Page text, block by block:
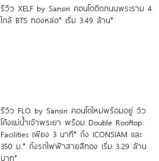
รีวิว XELF by Sansiri คอนโดติดถนนพระราม 4
ใกล้ BTS ทองหล่อ* เริ่ม 3.49 ล้าน*
รีวิว FLO by Sansiri คอนโดใหม่พร้อมอยู่ วิว
โค้งแม่น้ำเจ้าพระยา พร้อม Double Rooftop
Facilities เพียง 3 นาที* ถึง ICONSIAM และ
350 ม.* ถึงรถไฟฟ้าสายสีทอง เริ่ม 3.29 ล้าน
บาท*